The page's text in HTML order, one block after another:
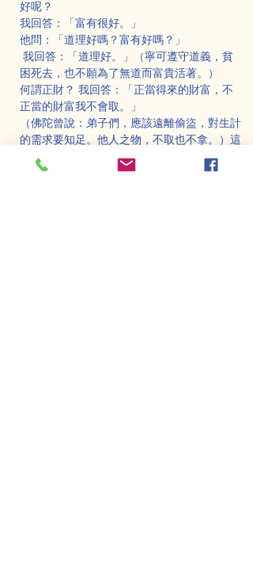
好呢？
我回答：「富有很好。」
他問：「道理好嗎？富有好嗎？」
我回答：「道理好。」（寧可遵守道義，貧
困死去，也不願為了無道而富貴活著。）
何謂正財？ 我回答：「正當得來的財富，不
正當的財富我不會取。」
（佛陀曾說：弟子們，應該遠離偷盜，對生計
的需求要知足。他人之物，不取也不拿。）這
是「不偷盜戒」的教誡。
何謂清淨財？